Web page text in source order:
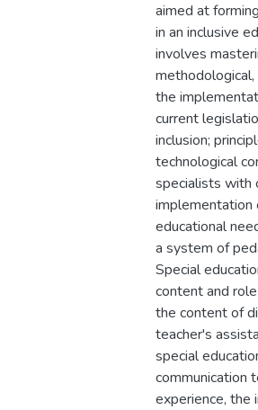
aimed at
in an inclusive
involves
the
current
inclusion;
technological
specialists with
implementation
educational
a system of
Special
content and
the content of
teacher's
special
communication
experience, the